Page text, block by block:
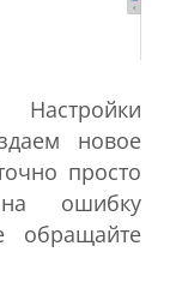
новое
просто
ошибку
обращайте